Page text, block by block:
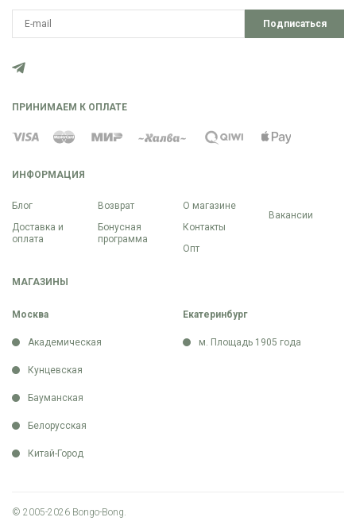
ИНФОРМАЦИЯ
Блог
Доставка и
оплата
Возврат
Бонусная
программа
О магазине
Контакты
Опт
Вакансии
МАГАЗИНЫ
Москва
Академическая
Кунцевская
Бауманская
Белорусская
Китай-Город
Екатеринбург
м. Площадь 1905 года
Подписаться
ПРИНИМАЕМ К ОПЛАТЕ
© 2005-2026 Bongo-Bong.